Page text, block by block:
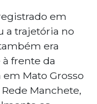
em
a trajetória no
era
frente da
Mato Grosso
Manchete,